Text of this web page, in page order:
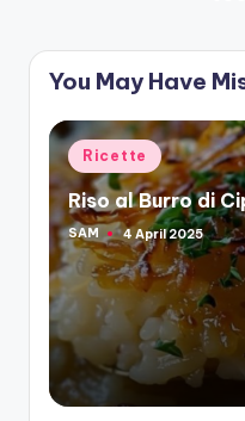
pagination
You May Have
Posted
in
Ricette
Riso al Burro di
Posted
by
SAM 4 April 2025